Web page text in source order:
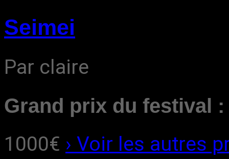
Seimei
Par claire
Grand prix du festival :
1000€ › Voir les autres